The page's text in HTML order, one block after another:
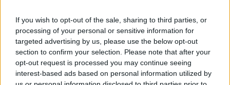
If you wish to opt-out of the sale, sharing to third parties, or
processing of your personal or sensitive information for
targeted advertising by us, please use the below opt-out
section to confirm your selection. Please note that after your
opt-out request is processed you may continue seeing
interest-based ads based on personal information utilized by
Három három Michelin-csillagos videóval!
78 éves bácsi süti a város legjobb rántott